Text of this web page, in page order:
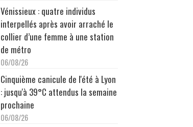
Vénissieux : quatre individus
interpellés après avoir arraché le
collier d’une femme à une station
de métro
06/08/26
Cinquième canicule de l'été à Lyon
: jusqu'à 39°C attendus la semaine
prochaine
06/08/26